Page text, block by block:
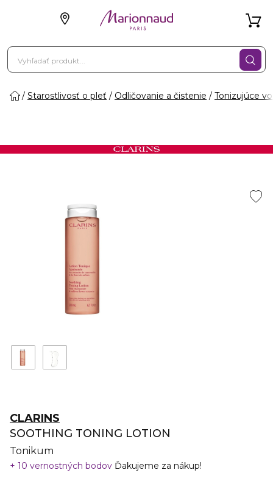
Starostlivosť o pleť Odličovanie a čistenie Tonizujúce
CLARINS
SOOTHING TONING LOTION
Tonikum
10 vernostných bodov Ďakujeme za nákup!